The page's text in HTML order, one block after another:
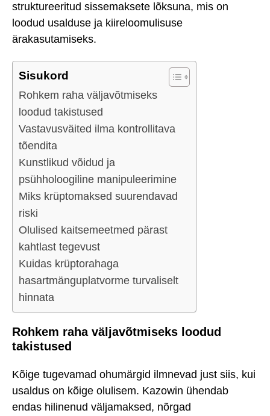
struktureeritud sissemaksete lõksuna, mis on
loodud usalduse ja kiireloomulisuse
ärakasutamiseks.
Sisukord
Rohkem raha väljavõtmiseks
loodud takistused
Vastavusväited ilma kontrollitava
tõendita
Kunstlikud võidud ja
psühholoogiline manipuleerimine
Miks krüptomaksed suurendavad
riski
Olulised kaitsemeetmed pärast
kahtlast tegevust
Kuidas krüptorahaga
hasartmänguplatvorme turvaliselt
hinnata
Rohkem raha väljavõtmiseks loodud
takistused
Kõige tugevamad ohumärgid ilmnevad just siis, kui
usaldus on kõige olulisem. Kazowin ühendab
endas hilinenud väljamaksed, nõrgad